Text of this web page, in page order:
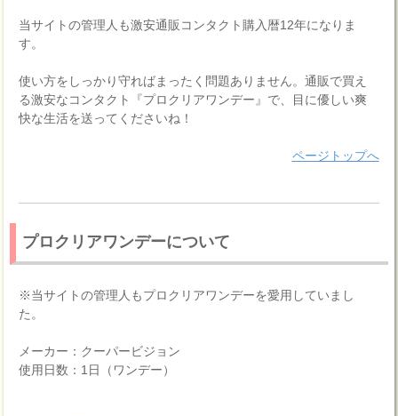
当サイトの管理人も激安通販コンタクト購入暦12年になりま
す。
使い方をしっかり守ればまったく問題ありません。通販で買え
る激安なコンタクト『プロクリアワンデー』で、目に優しい爽
快な生活を送ってくださいね！
ページトップへ
プロクリアワンデーについて
※当サイトの管理人もプロクリアワンデーを愛用していまし
た。
メーカー：クーパービジョン
使用日数：1日（ワンデー）